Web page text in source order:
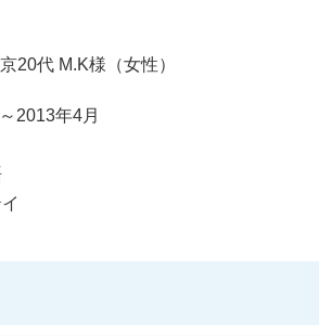
20代 M.K様（女性）
2013年4月